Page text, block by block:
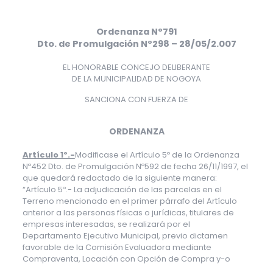
Ordenanza Nº791
Dto. de Promulgación Nº298 – 28/05/2.007
EL HONORABLE CONCEJO DELIBERANTE
DE LA MUNICIPALIDAD DE NOGOYA
SANCIONA CON FUERZA DE
ORDENANZA
Artículo 1º.-Modificase el Artículo 5º de la Ordenanza
Nº452 Dto. de Promulgación Nº592 de fecha 26/11/1997, el
que quedará redactado de la siguiente manera:
“Artículo 5º.- La adjudicación de las parcelas en el
Terreno mencionado en el primer párrafo del Artículo
anterior a las personas físicas o jurídicas, titulares de
empresas interesadas, se realizará por el
Departamento Ejecutivo Municipal, previo dictamen
favorable de la Comisión Evaluadora mediante
Compraventa, Locación con Opción de Compra y-o